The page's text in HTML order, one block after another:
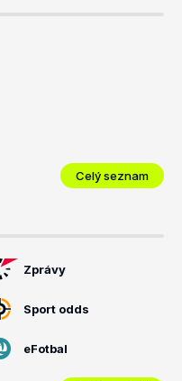
Celý seznam
Zprávy
Sport odds
eFotbal